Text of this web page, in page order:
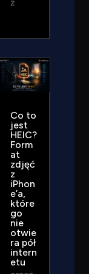
Co to
jest
HEIC?
Form
at
zdjęć
z
iPhon
e’a,
które
go
nie
otwie
ra pół
intern
etu